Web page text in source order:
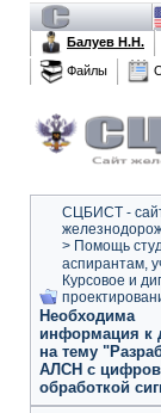
Балуев Н.Н.
Файлы
СЦБИСТ -
> Помощь
аспирантам,
Курсовое и
Необходима
информация к
на тему
АЛСН с
обработкой